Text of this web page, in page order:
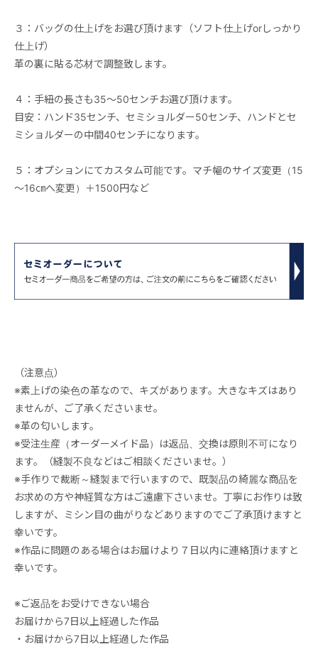
３：バッグの仕上げをお選び頂けます（ソフト仕上げorしっかり
仕上げ）
革の裏に貼る芯材で調整致します。
４：手紐の長さも35～50センチお選び頂けます。
目安：ハンド35センチ、セミショルダー50センチ、ハンドとセ
ミショルダーの中間40センチになります。
５：オプションにてカスタム可能です。マチ幅のサイズ変更（15
～16㎝へ変更）＋1500円など
（注意点）
※素上げの染色の革なので、キズがあります。大きなキズはあり
ませんが、ご了承くださいませ。
※革の匂いします。
※受注生産（オーダーメイド品）は返品、交換は原則不可になり
ます。（縫製不良などはご相談くださいませ。）
※手作りで裁断～縫製まで行いますので、既製品の綺麗な商品を
お求めの方や神経質な方はご遠慮下さいませ。丁寧にお作りは致
しますが、ミシン目の曲がりなどありますのでご了承頂けますと
幸いです。
※作品に問題のある場合はお届けより７日以内に連絡頂けますと
幸いです。
※ご返品をお受けできない場合
お届けから7日以上経過した作品
・お届けから7日以上経過した作品